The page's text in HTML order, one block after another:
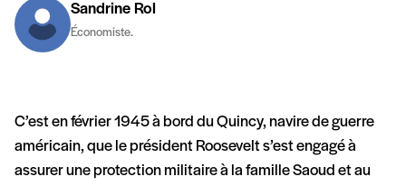
Sandrine Rol
Économiste.
C’est en février 1945 à bord du Quincy, navire de guerre
américain, que le président Roosevelt s’est engagé à
assurer une protection militaire à la famille Saoud et au